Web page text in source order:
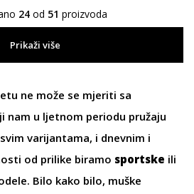
24od 51 proizvoda
Prikaži više
ne može se mjeriti sa
nam u ljetnom periodu pružaju
varijantama, i dnevnim i
od prilike biramo sportske ili
Bilo kako bilo, muške